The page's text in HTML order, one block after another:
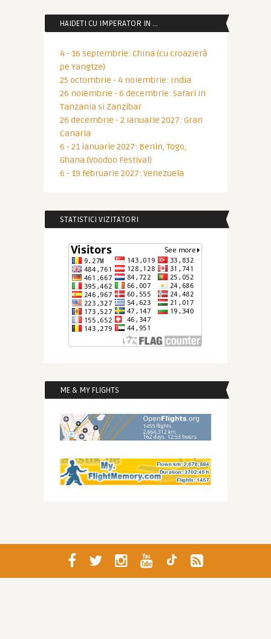
HAIDETI CU IMPERATOR IN …
4 - 16 septembrie: China (cu croazieră
pe Yangtze)
25 octombrie - 4 noiembrie: India
26 noiembrie - 6 decembrie: Safari in
Tanzania si Zanzibar
26 decembrie - 2 ianuarie 2027: Gran
Canaria
6 - 21 ianuarie 2027: Benin, Togo,
Ghana (Voodoo Festival)
6 - 19 februarie 2027: Venezuela
STATISTICI VIZITATORI
ME & MY FLIGHTS